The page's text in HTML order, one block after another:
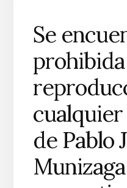
Se
de Pablo